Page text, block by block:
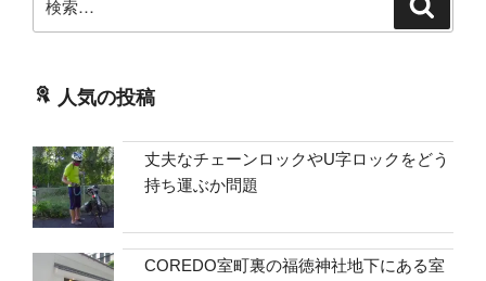
索:
人気の投稿
丈夫なチェーンロックやU字ロックをどう
持ち運ぶか問題
COREDO室町裏の福徳神社地下にある室